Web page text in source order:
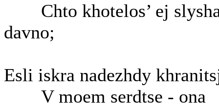
Chto khotelos’ ej
davno;
Esli iskra nadezhdy
V moem serdtse - ona